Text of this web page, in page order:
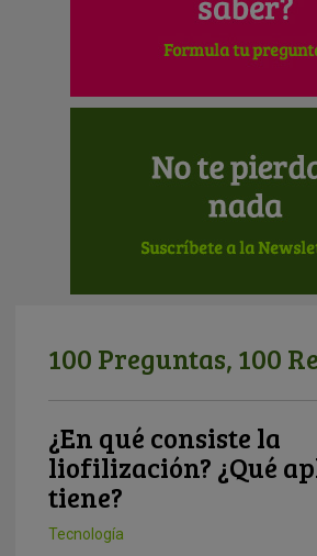
100 Preguntas, 100
¿En qué consiste la
liofilización? ¿Qué
tiene?
Tecnología